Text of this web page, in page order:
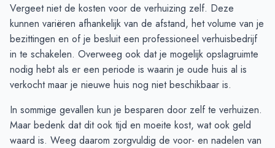
Vergeet niet de kosten voor de verhuizing zelf. Deze
kunnen variëren afhankelijk van de afstand, het volume van je
bezittingen en of je besluit een professioneel verhuisbedrijf
in te schakelen. Overweeg ook dat je mogelijk opslagruimte
nodig hebt als er een periode is waarin je oude huis al is
verkocht maar je nieuwe huis nog niet beschikbaar is.
In sommige gevallen kun je besparen door zelf te verhuizen.
Maar bedenk dat dit ook tijd en moeite kost, wat ook geld
waard is. Weeg daarom zorgvuldig de voor- en nadelen van